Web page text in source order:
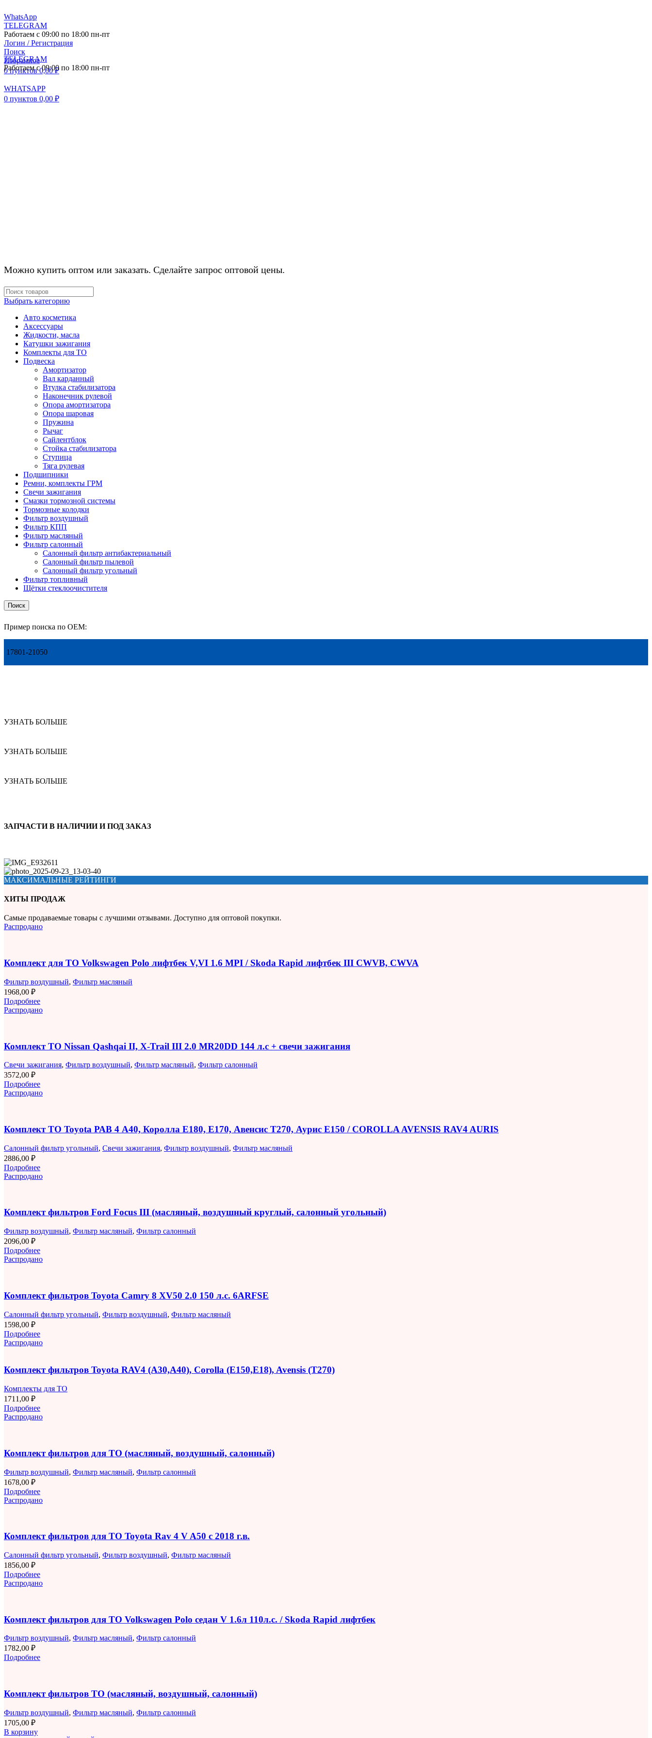
WhatsApp
TELEGRAM
Работаем с 09:00 по 18:00 пн-пт
Логин / Регистрация
Поиск
Избранное
0пунктов 0,00₽
WHATSAPP
0 пунктов 0,00 ₽
TELEGRAM
Работаем с 09:00 по 18:00 пн-пт
Можно купить оптом или заказать. Сделайте запрос оптовой цены.
Выбрать категорию
Авто косметика
Аксессуары
Жидкости, масла
Катушки зажигания
Комплекты для ТО
Подвеска
Амортизатор
Вал карданный
Втулка стабилизатора
Наконечник рулевой
Опора амортизатора
Опора шаровая
Пружина
Рычаг
Сайлентблок
Стойка стабилизатора
Ступица
Тяга рулевая
Подшипники
Ремни, комплекты ГРМ
Свечи зажигания
Смазки тормозной системы
Тормозные колодки
Фильтр воздушный
Фильтр КПП
Фильтр масляный
Фильтр салонный
Салонный фильтр антибактериальный
Салонный фильтр пылевой
Салонный фильтр угольный
Фильтр топливный
Щётки стеклоочистителя
Поиск
Пример поиска по OEM:
17801-21050
УЗНАТЬ БОЛЬШЕ
УЗНАТЬ БОЛЬШЕ
УЗНАТЬ БОЛЬШЕ
ЗАПЧАСТИ В НАЛИЧИИ И ПОД ЗАКАЗ
МАКСИМАЛЬНЫЕ РЕЙТИНГИ
ХИТЫ ПРОДАЖ
Самые продаваемые товары с лучшими отзывами. Доступно для оптовой покупки.
Распродано
Комплект для ТО Volkswagen Polo лифтбек V,VI 1.6 MPI / Skoda Rapid лифтбек III CWVB, CWVA
Фильтр воздушный, Фильтр масляный
1968,00 ₽
Подробнее
Распродано
Комплект ТО Nissan Qashqai II, X-Trail III 2.0 MR20DD 144 л.с + свечи зажигания
Свечи зажигания, Фильтр воздушный, Фильтр масляный, Фильтр салонный
3572,00 ₽
Подробнее
Распродано
Комплект ТО Toyota РАВ 4 A40, Королла E180, E170, Авенсис T270, Аурис E150 / COROLLA AVENSIS RAV4 AURIS
Салонный фильтр угольный, Свечи зажигания, Фильтр воздушный, Фильтр масляный
2886,00 ₽
Подробнее
Распродано
Комплект фильтров Ford Focus III (масляный, воздушный круглый, салонный угольный)
Фильтр воздушный, Фильтр масляный, Фильтр салонный
2096,00 ₽
Подробнее
Распродано
Комплект фильтров Toyota Camry 8 XV50 2.0 150 л.с. 6ARFSE
Салонный фильтр угольный, Фильтр воздушный, Фильтр масляный
1598,00 ₽
Подробнее
Распродано
Комплект фильтров Toyota RAV4 (A30,A40), Corolla (E150,E18), Avensis (T270)
Комплекты для ТО
1711,00 ₽
Подробнее
Распродано
Комплект фильтров для ТО (масляный, воздушный, салонный)
Фильтр воздушный, Фильтр масляный, Фильтр салонный
1678,00 ₽
Подробнее
Распродано
Комплект фильтров для ТО Toyota Rav 4 V A50 с 2018 г.в.
Салонный фильтр угольный, Фильтр воздушный, Фильтр масляный
1856,00 ₽
Подробнее
Распродано
Комплект фильтров для ТО Volkswagen Polo седан V 1.6л 110л.с. / Skoda Rapid лифтбек
Фильтр воздушный, Фильтр масляный, Фильтр салонный
1782,00 ₽
Подробнее
Комплект фильтров ТО (масляный, воздушный, салонный)
Фильтр воздушный, Фильтр масляный, Фильтр салонный
1705,00 ₽
В корзину